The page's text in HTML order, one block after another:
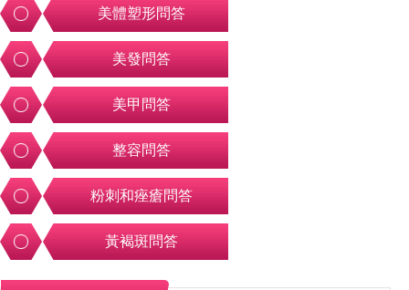
美體塑形問答
美發問答
美甲問答
整容問答
粉刺和痤瘡問答
黃褐斑問答